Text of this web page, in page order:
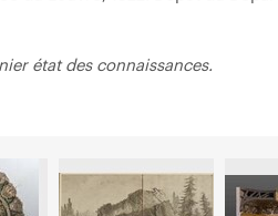
état des connaissances.